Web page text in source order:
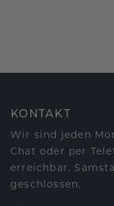
KONTAKT
Wir sind jeden
Chat oder per
erreichbar.
geschlossen.